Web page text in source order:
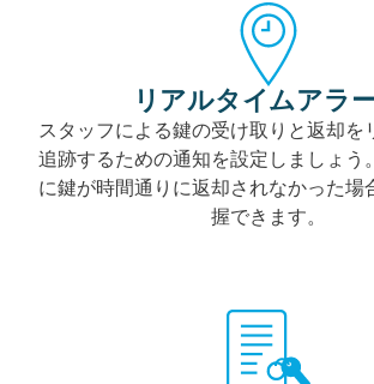
リアルタイムアラ
スタッフによる鍵の受け取りと返却を
追跡するための通知を設定しましょう
に鍵が時間通りに返却されなかった場
握できます。